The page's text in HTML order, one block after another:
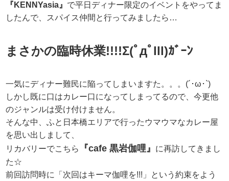
『KENNYasia』 で平日ディナー限定のイベントをやってま
したんで、スパイス仲間と行ってみましたら…
まさかの臨時休業!!!!Σ(ﾟдﾟlll)ｶﾞｰﾝ
一気にディナー難民に陥ってしまいますた。。。(´･ω･`)
しかし既に口はカレー口になってしまってるので、今更他
のジャンルは受け付けません。
そんな中、ふと日本橋エリアで行ったウマウマなカレー屋
を思い出しまして、
リカバリーでこちら
『cafe 黒岩伽哩』
に再訪してきまし
た☆
前回訪問時に「次回はキーマ伽哩を!!!」という約束をよう